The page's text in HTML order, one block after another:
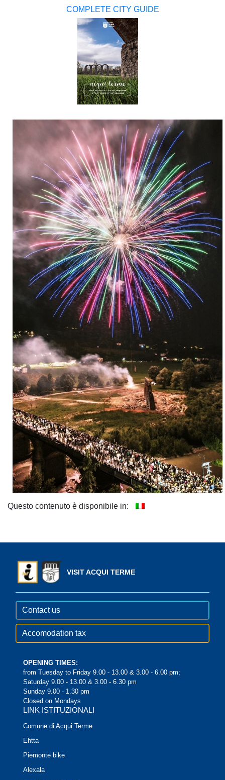
COMPLETE CITY GUIDE
Questo contenuto è disponibile in:
VISIT ACQUI TERME
Contact us
Accomodation tax
OPENING TIMES:
from Tuesday to Friday 9.00 - 13.00 & 3.00 - 6.00 pm;
Saturday 9.00 - 13.00 & 3.00 - 6.30 pm
Sunday 9.00 - 1.30 pm
Closed on Mondays
LINK ISTITUZIONALI
Comune di Acqui Terme
Ehtta
Piemonte bike
Alexala